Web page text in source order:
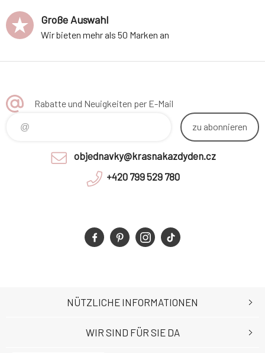
Große Auswahl
Wir bieten mehr als 50 Marken an
Rabatte und Neuigkeiten per E-Mail
zu abonnieren
objednavky@krasnakazdyden.cz
+420 799 529 780
NÜTZLICHE INFORMATIONEN
WIR SIND FÜR SIE DA